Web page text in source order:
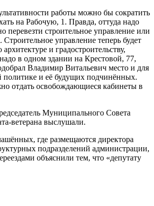
работы можно бы сократить
на Рабочую, 1. Правда, оттуда надо
перевезти строительное управление или
Строительное управление теперь будет
и градостроительству,
в одном здании на Крестовой, 77,
Владимир Витальевич место и для
политике и её будущих подчинённых.
отдать освобождающиеся кабинеты в
Муниципального Совета
ветерана выслушали.
где размещаются директора
подразделений администрации,
объяснили тем, что «депутату